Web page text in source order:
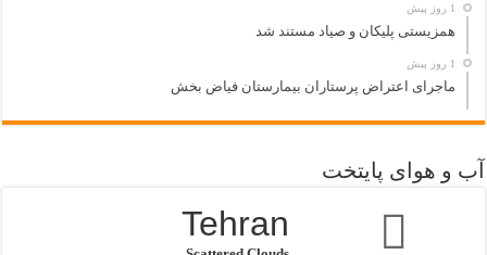
1 روز پیش
همزیستی پلیکان و صیاد مستند شد
1 روز پیش
ماجرای اعتراض پرستاران بیمارستان فیاض بخش
آب و هوای پایتخت
Tehran